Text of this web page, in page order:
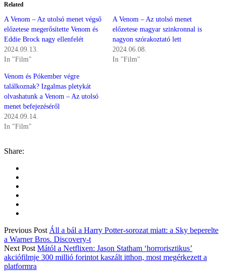
Related
A Venom – Az utolsó menet végső
előzetese megerősítette Venom és
Eddie Brock nagy ellenfelét
2024.09.13.
In "Film"
A Venom – Az utolsó menet
előzetese magyar szinkronnal is
nagyon szórakoztató lett
2024.06.08.
In "Film"
Venom és Pókember végre
találkoznak? Izgalmas pletykát
olvashatunk a Venom – Az utolsó
menet befejezéséről
2024.09.14.
In "Film"
Share:
Previous Post Áll a bál a Harry Potter-sorozat miatt: a Sky beperelte
a Warner Bros. Discovery-t
Next Post Mától a Netflixen: Jason Statham ‘horrorisztikus’
akciófilmje 300 millió forintot kaszált itthon, most megérkezett a
platformra